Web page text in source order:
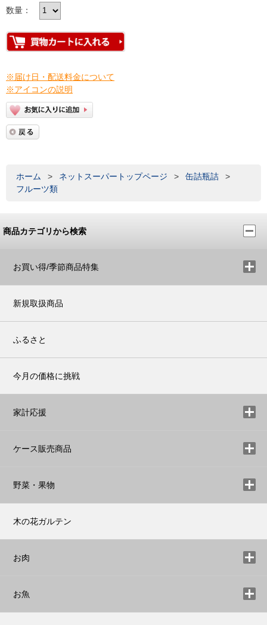
数量：
※届け日・配送料金について
※アイコンの説明
ホーム > ネットスーパートップページ > 缶詰瓶詰
>
フルーツ類
商品カテゴリから検索
お買い得/季節商品特集
新規取扱商品
ふるさと
今月の価格に挑戦
家計応援
ケース販売商品
野菜・果物
木の花ガルテン
お肉
お魚